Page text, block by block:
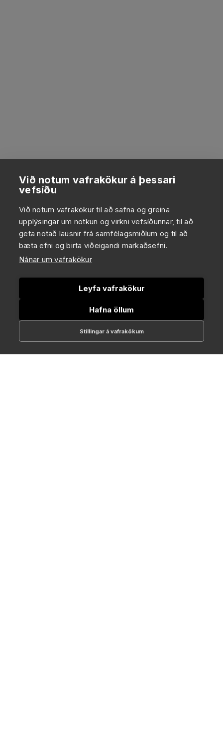
Við notum vafrakökur á þessari
vefsíðu
Við notum vafrakökur til að safna og greina
upplýsingar um notkun og virkni vefsíðunnar, til að
geta notað lausnir frá samfélagsmiðlum og til að
bæta efni og birta viðeigandi markaðsefni.
Nánar um vafrakökur
Leyfa vafrakökur
Hafna öllum
Stillingar á vafrakökum